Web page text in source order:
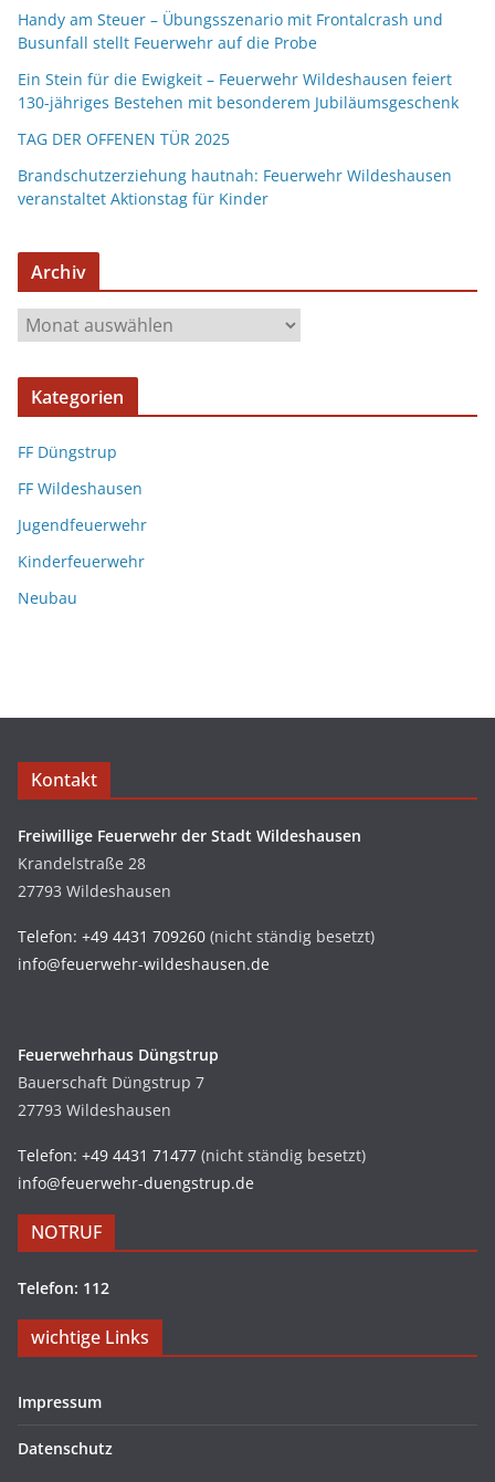
Handy am Steuer – Übungsszenario mit Frontalcrash und
Busunfall stellt Feuerwehr auf die Probe
Ein Stein für die Ewigkeit – Feuerwehr Wildeshausen feiert
130-jähriges Bestehen mit besonderem Jubiläumsgeschenk
TAG DER OFFENEN TÜR 2025
Brandschutzerziehung hautnah: Feuerwehr Wildeshausen
veranstaltet Aktionstag für Kinder
Archiv
Kategorien
FF Düngstrup
FF Wildeshausen
Jugendfeuerwehr
Kinderfeuerwehr
Neubau
Kontakt
Freiwillige Feuerwehr der Stadt Wildeshausen
Krandelstraße 28
27793 Wildeshausen
Telefon: +49 4431 709260 (nicht ständig besetzt)
info@feuerwehr-wildeshausen.de
Feuerwehrhaus Düngstrup
Bauerschaft Düngstrup 7
27793 Wildeshausen
Telefon: +49 4431 71477 (nicht ständig besetzt)
info@feuerwehr-duengstrup.de
NOTRUF
Telefon: 112
wichtige Links
Impressum
Datenschutz